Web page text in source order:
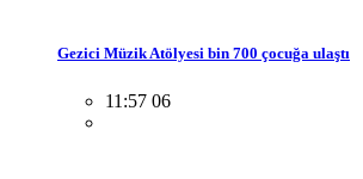
Gezici Müzik Atölyesi bin 700 çocuğa ulaştı
11:57 06